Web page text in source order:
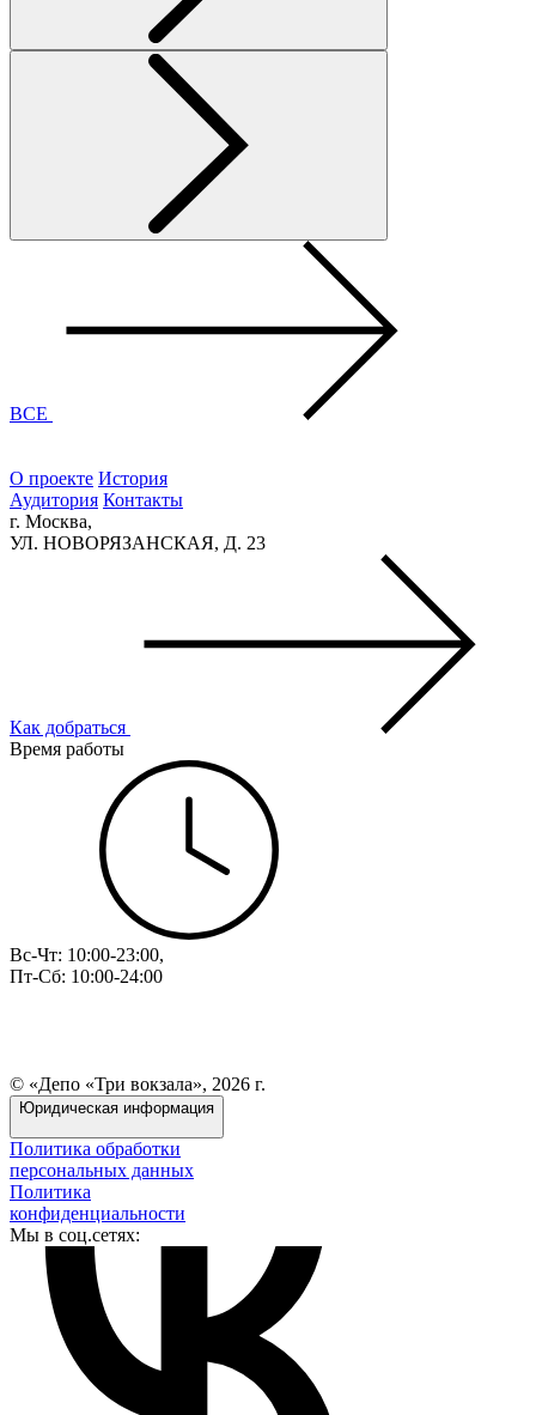
ВСЕ
О проекте История
Аудитория Контакты
г. Москва,
УЛ. НОВОРЯЗАНСКАЯ, Д. 23
Как добраться
Время работы
Вс-Чт: 10:00-23:00,
Пт-Сб: 10:00-24:00
© «Депо «Три вокзала», 2026 г.
Юридическая информация
Политика обработки
персональных данных
Политика
конфиденциальности
Мы в соц.сетях: